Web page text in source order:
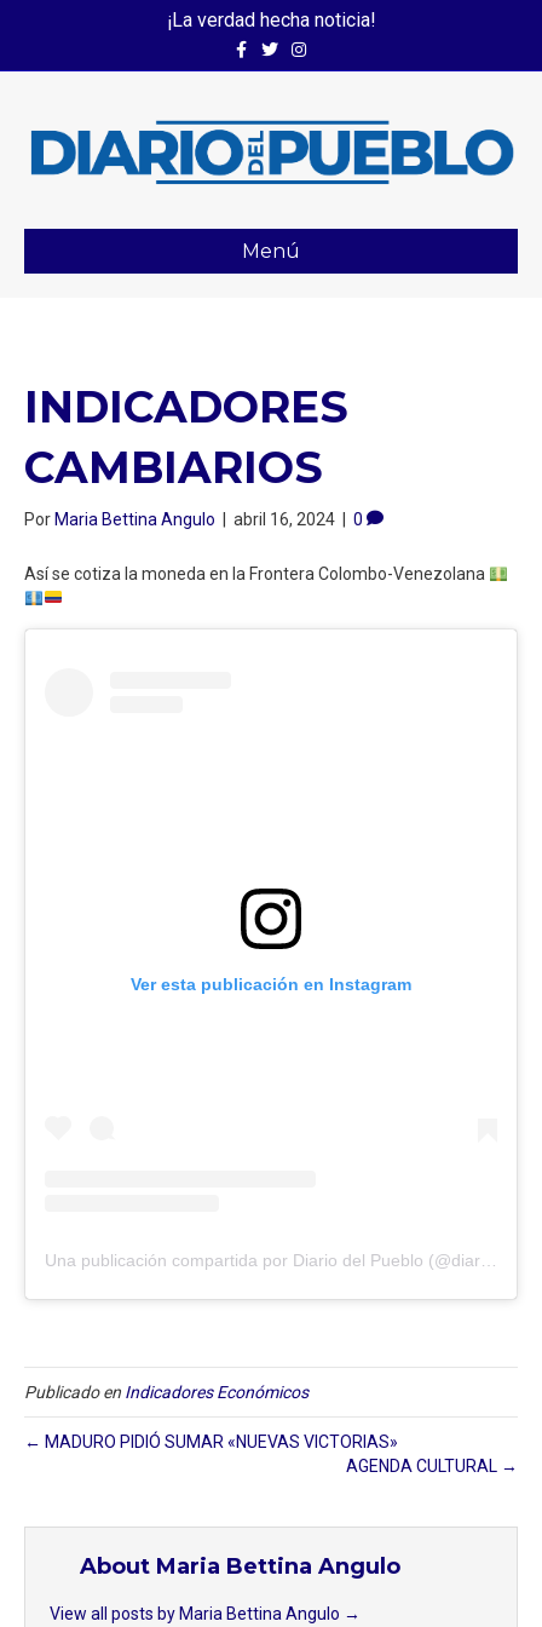
¡La verdad hecha noticia!
FacebookTwitterInstagram
Menú
INDICADORES
CAMBIARIOS
PorMaria Bettina Angulo | abril 16, 2024 | 0
Así se cotiza la moneda en la Frontera Colombo-Venezolana
Ver esta publicación en Instagram
Publicado en Indicadores Económicos
← MADURO PIDIÓ SUMAR «NUEVAS VICTORIAS»
AGENDA CULTURAL →
About Maria Bettina Angulo
View all posts by Maria Bettina Angulo →